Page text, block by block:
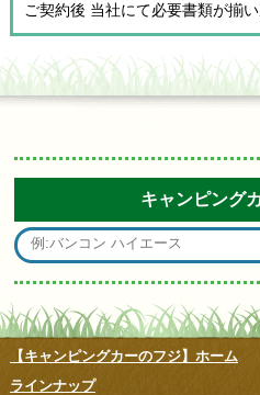
ご契約後 当社にて必要書類が揃
キャンピング
【キャンピングカーのフジ】ホーム
ラインナップ